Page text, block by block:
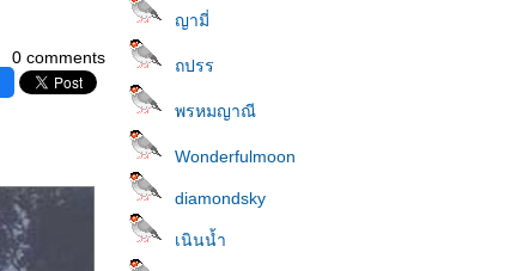
0 comments
ญามี่
ถปรร
พรหมญาณี
Wonderfulmoon
diamondsky
เนินน้ำ